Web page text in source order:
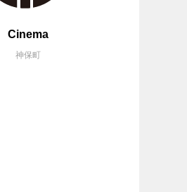
Cinema
神保町